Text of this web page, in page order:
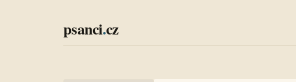
psanci.cz